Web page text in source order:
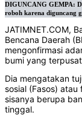
DIGUNCANG GEMPA:
roboh karena diguncang
JATIMNET.COM,
Bencana Daerah
mengonfirmasi
bumi yang
Dia mengatakan
sosial (Fasos) atau
sisanya berupa
tinggal.